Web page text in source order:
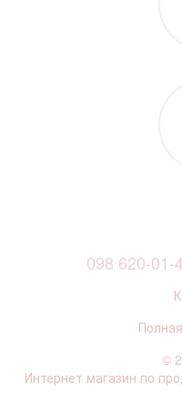
098 620-01-
©
Интернет магазин по